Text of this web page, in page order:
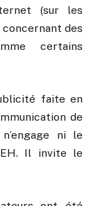
(sur les
concernant des
certains
faite en
de
ni le
Il invite le